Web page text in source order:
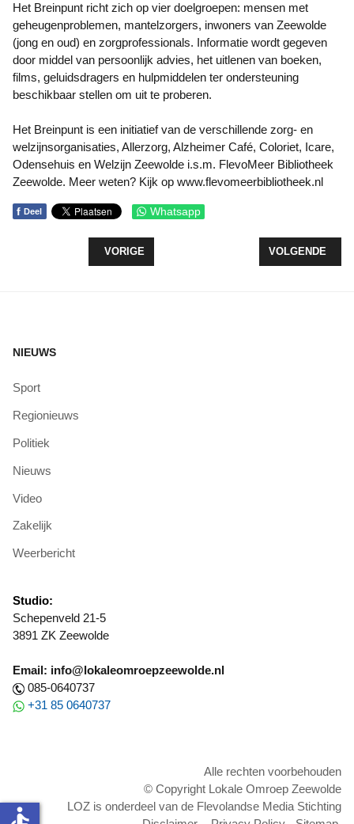
Het Breinpunt richt zich op vier doelgroepen: mensen met
geheugenproblemen, mantelzorgers, inwoners van Zeewolde
(jong en oud) en zorgprofessionals. Informatie wordt gegeven
door middel van persoonlijk advies, het uitlenen van boeken,
films, geluidsdragers en hulpmiddelen ter ondersteuning
beschikbaar stellen om uit te proberen.
Het Breinpunt is een initiatief van de verschillende zorg- en
welzijnsorganisaties, Allerzorg, Alzheimer Café, Coloriet, Icare,
Odensehuis en Welzijn Zeewolde i.s.m. FlevoMeer Bibliotheek
Zeewolde. Meer weten? Kijk op www.flevomeerbibliotheek.nl
f Deel Whatsapp
VORIG ARTIKEL: NMFF FONDS ONDERSTEUNT 12
VORIGE VOLGENDE
VOLGENDE
NIEUWS
Sport
Regionieuws
Politiek
Nieuws
Video
Zakelijk
Weerbericht
Studio:
Schepenveld 21-5
3891 ZK Zeewolde
Email: info@lokaleomroepzeewolde.nl
085-0640737
+31 85 0640737
Alle rechten voorbehouden
© Copyright Lokale Omroep Zeewolde
LOZ is onderdeel van de Flevolandse Media Stichting